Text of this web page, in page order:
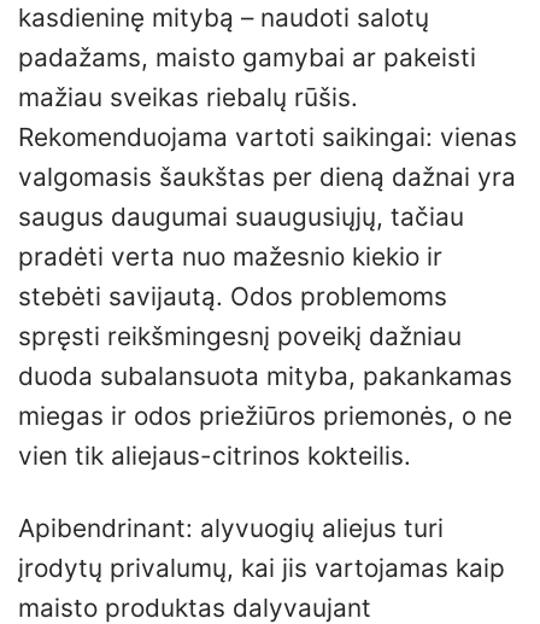
kasdieninę mitybą – naudoti salotų
padažams, maisto gamybai ar pakeisti
mažiau sveikas riebalų rūšis.
Rekomenduojama vartoti saikingai: vienas
valgomasis šaukštas per dieną dažnai yra
saugus daugumai suaugusiųjų, tačiau
pradėti verta nuo mažesnio kiekio ir
stebėti savijautą. Odos problemoms
spręsti reikšmingesnį poveikį dažniau
duoda subalansuota mityba, pakankamas
miegas ir odos priežiūros priemonės, o ne
vien tik aliejaus-citrinos kokteilis.
Apibendrinant: alyvuogių aliejus turi
įrodytų privalumų, kai jis vartojamas kaip
maisto produktas dalyvaujant